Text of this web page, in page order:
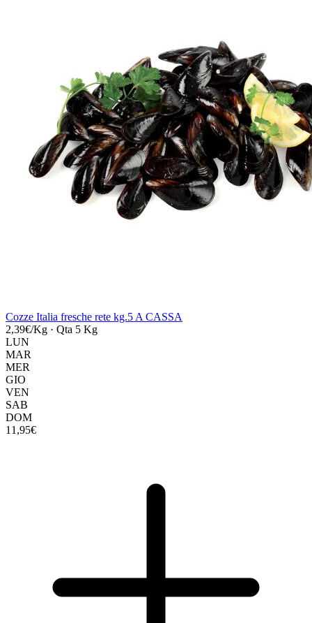
Cozze Italia fresche rete kg.5 A CASSA
2,39€/Kg · Qta 5 Kg
LUN
MAR
MER
GIO
VEN
SAB
DOM
11,95€